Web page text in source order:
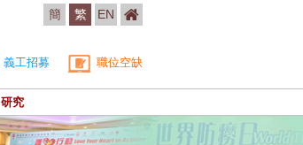
簡 繁 EN
義工招募 職位空缺
研究